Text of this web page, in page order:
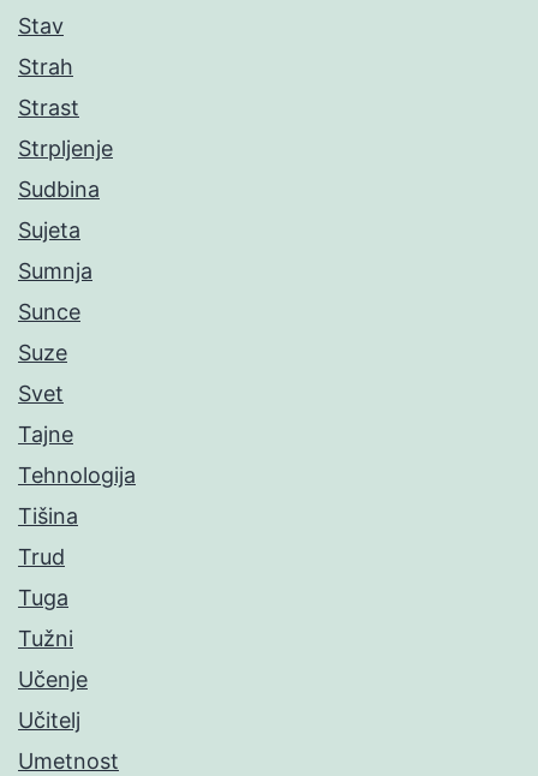
Stav
Strah
Strast
Strpljenje
Sudbina
Sujeta
Sumnja
Sunce
Suze
Svet
Tajne
Tehnologija
Tišina
Trud
Tuga
Tužni
Učenje
Učitelj
Umetnost